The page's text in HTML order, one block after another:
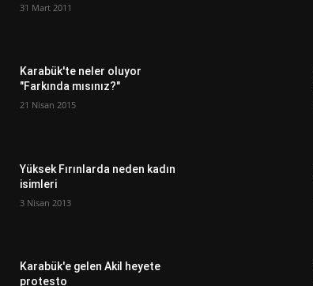
31 Mart 2011
Karabük'te neler oluyor
"Farkında mısınız?"
21 Nisan 2015
Yüksek Fırınlarda neden kadın
isimleri
3 Nisan 2013
Karabük'e gelen Akil heyete
protesto